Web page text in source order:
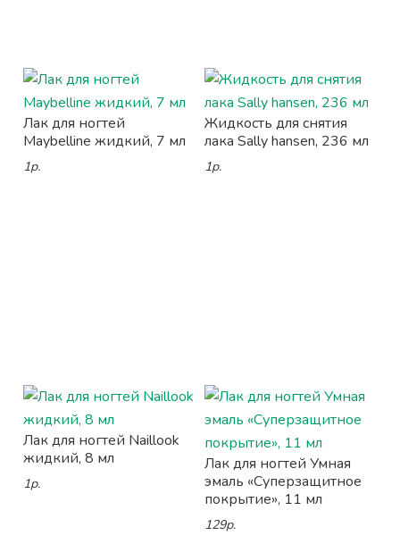
Лак для ногтей
Maybelline жидкий, 7 мл
1р.
Жидкость для снятия
лака Sally hansen, 236 мл
1р.
Лак для ногтей Naillook
жидкий, 8 мл
1р.
Лак для ногтей Умная
эмаль «Суперзащитное
покрытие», 11 мл
129р.